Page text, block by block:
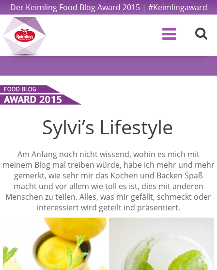
Der Keimling Food Blog Award 2015 | #Keimlingaward
Sylvi’s Lifestyle
Am Anfang noch nicht wissend, wohin es mich mit
meinem Blog mal treiben würde, habe ich mehr und mehr
gemerkt, wie sehr mir das Kochen und Backen Spaß
macht und vor allem wie toll es ist, dies mit anderen
Menschen zu teilen. Alles, was mir gefällt, schmeckt oder
interessiert wird geteilt ind präsentiert.